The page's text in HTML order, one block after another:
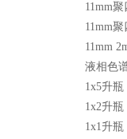
11mm聚
11mm聚
11mm
液相色
1x5升瓶
1x2升瓶
1x1升瓶